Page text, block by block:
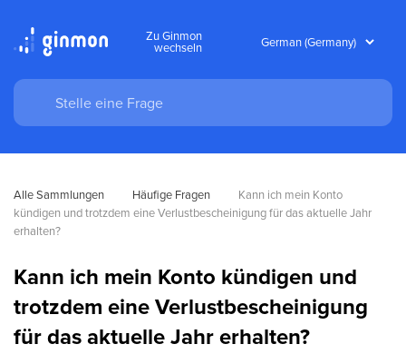
Zu Ginmon
wechseln
Alle Sammlungen Häufige Fragen
Kann ich mein Konto
kündigen und trotzdem eine Verlustbescheinigung für das aktuelle Jahr
erhalten?
Kann ich mein Konto kündigen und
trotzdem eine Verlustbescheinigung
für das aktuelle Jahr erhalten?